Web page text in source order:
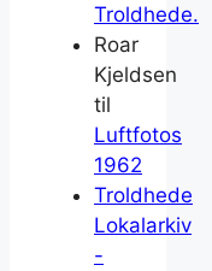
Troldhede.
Roar
Kjeldsen
til
Luftfotos
1962
Troldhede
Lokalarkiv
-